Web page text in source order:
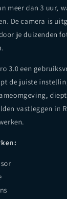
meer dan 3 uur,
De camera is
je duizenden
3.0 een
de juiste
vastleggen in